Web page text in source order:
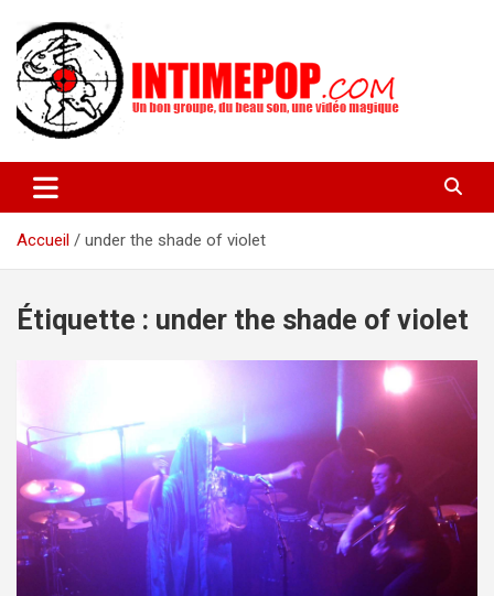
contenu
intimepop.com
actuelles pop rock, post-rock, indé sur Lyon. rock pop concert
lyon
Accueil
under the shade of violet
Étiquette : under the shade of violet